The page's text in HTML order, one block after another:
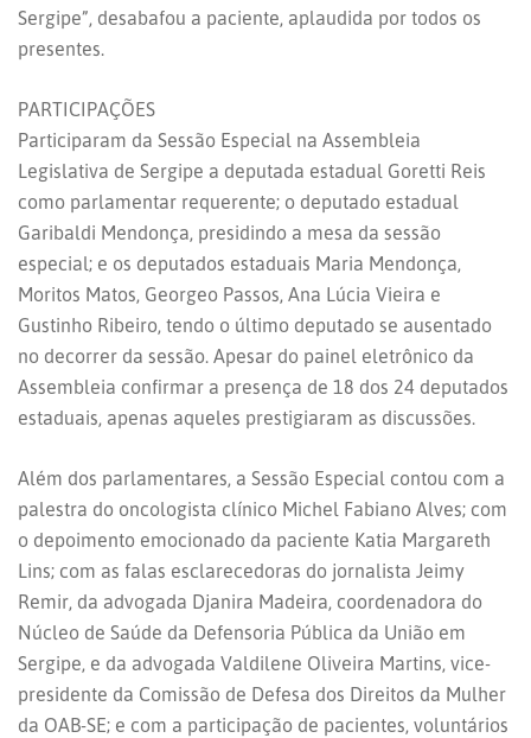
Sergipe”, desabafou a paciente, aplaudida por todos os
presentes.
PARTICIPAÇÕES
Participaram da Sessão Especial na Assembleia
Legislativa de Sergipe a deputada estadual Goretti Reis
como parlamentar requerente; o deputado estadual
Garibaldi Mendonça, presidindo a mesa da sessão
especial; e os deputados estaduais Maria Mendonça,
Moritos Matos, Georgeo Passos, Ana Lúcia Vieira e
Gustinho Ribeiro, tendo o último deputado se ausentado
no decorrer da sessão. Apesar do painel eletrônico da
Assembleia confirmar a presença de 18 dos 24 deputados
estaduais, apenas aqueles prestigiaram as discussões.
Além dos parlamentares, a Sessão Especial contou com a
palestra do oncologista clínico Michel Fabiano Alves; com
o depoimento emocionado da paciente Katia Margareth
Lins; com as falas esclarecedoras do jornalista Jeimy
Remir, da advogada Djanira Madeira, coordenadora do
Núcleo de Saúde da Defensoria Pública da União em
Sergipe, e da advogada Valdilene Oliveira Martins, vice-
presidente da Comissão de Defesa dos Direitos da Mulher
da OAB-SE; e com a participação de pacientes, voluntários